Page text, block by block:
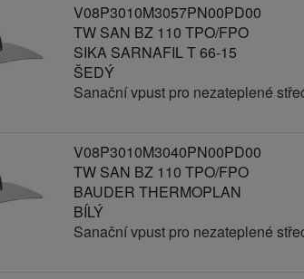
V08P3010M3057PN00PD00
TW SAN BZ 110 TPO/FPO
SIKA SARNAFIL T 66-15
ŠEDÝ
Sanační vpust pro nezateplené
V08P3010M3040PN00PD00
TW SAN BZ 110 TPO/FPO
BAUDER THERMOPLAN
BÍLÝ
Sanační vpust pro nezateplené